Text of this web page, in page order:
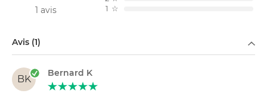
1 avis
1 ☆
Avis (1)
BK
Bernard K